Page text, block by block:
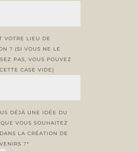
VOTRE LIEU DE
? (SI VOUS NE LE
PAS, VOUS POUVEZ
CASE VIDE)
DÉJÀ UNE IDÉE DU
VOUS SOUHAITEZ
LA CRÉATION DE
?*